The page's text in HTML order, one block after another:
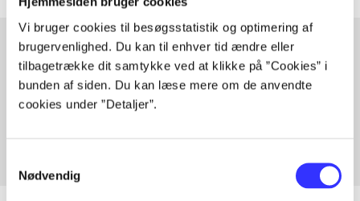
Vi bruger cookies til besøgsstatistik og optimering af
brugervenlighed. Du kan til enhver tid ændre eller
tilbagetrække dit samtykke ved at klikke på ”Cookies” i
bunden af siden. Du kan læse mere om de anvendte
cookies under ”Detaljer”.
Nødvendig
Artikler med samme emner
Fra